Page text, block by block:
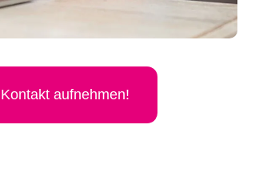
aufnehmen!